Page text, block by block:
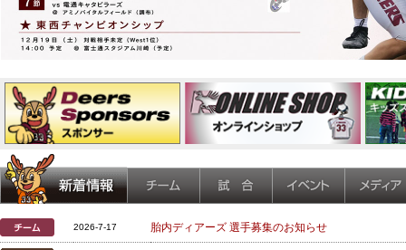
2026-7-17 胎内ディアーズ 選手募集のお知らせ